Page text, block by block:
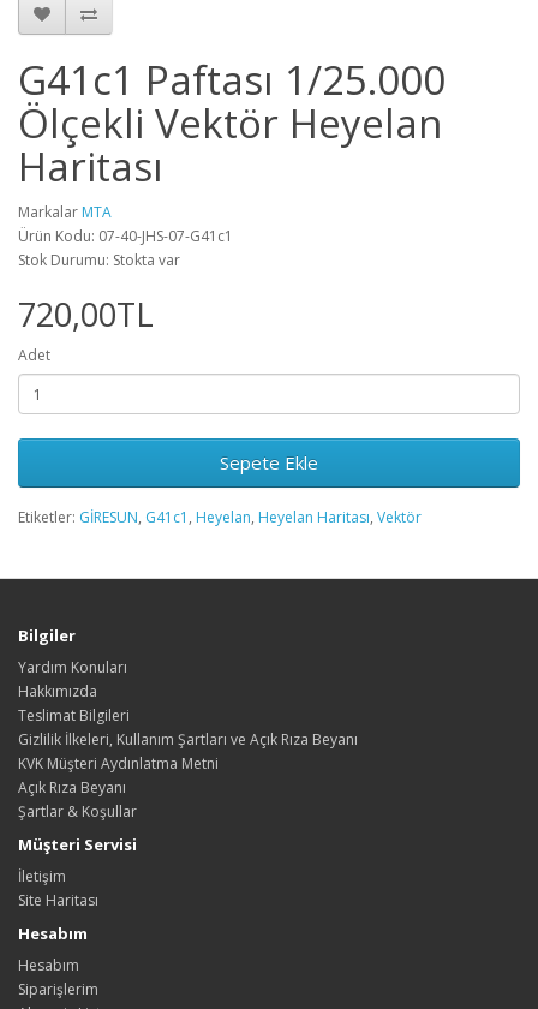
G41c1 Paftası 1/25.000
Ölçekli Vektör Heyelan
Haritası
Markalar MTA
Ürün Kodu: 07-40-JHS-07-G41c1
Stok Durumu: Stokta var
720,00TL
Adet
Sepete Ekle
Etiketler: GİRESUN, G41c1 , Heyelan, Heyelan Haritası, Vektör
Bilgiler
Yardım Konuları
Hakkımızda
Teslimat Bilgileri
Gizlilik İlkeleri, Kullanım Şartları ve Açık Rıza Beyanı
KVK Müşteri Aydınlatma Metni
Açık Rıza Beyanı
Şartlar & Koşullar
Müşteri Servisi
İletişim
Site Haritası
Hesabım
Hesabım
Siparişlerim